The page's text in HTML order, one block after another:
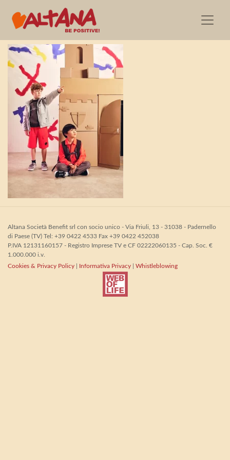
CP COMPANY U16 – 9
Altana Società Benefit srl con socio unico - Via Friuli, 13 - 31038 - Padernello
di Paese (TV) Tel: +39 0422 4533 Fax +39 0422 452038
P.IVA 12131160157 - Registro Imprese TV e CF 02222060135 - Cap. Soc. €
1.000.000 i.v.
Cookies & Privacy Policy
Informativa Privacy Whistleblowing